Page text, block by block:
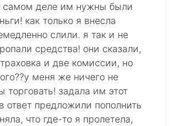
самом деле им нужны были
как только я внесла
слили. я так и не
средства! они сказали,
и две комиссии, но
меня же ничего не
торговать! задала им этот
ответ предложили пополнить
что где-то я пролетела,